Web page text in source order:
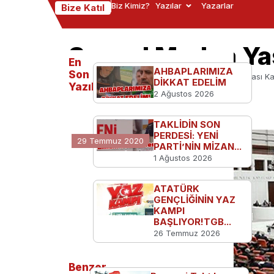
Bize Katıl Biz Kimiz? Yazılar Yazarlar
Sosyal Medya
Ana Sayfa Türkiye'den Sosyal Medya Yasası
29 Temmuz 2020
En
Son
Yazılanlar
AHBAPLARIMIZA
DİKKAT EDELİM
2 Ağustos 2026
TAKLİDİN SON
PERDESİ: YENİ
PARTİ’NİN MİZAN...
1 Ağustos 2026
ATATÜRK
GENÇLİĞİNİN YAZ
KAMPI
BAŞLIYOR!TGB...
26 Temmuz 2026
Benzer